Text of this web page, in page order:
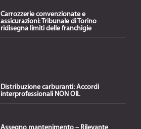
Carrozzerie convenzionate e
assicurazioni: Tribunale di Torino
ridisegna limiti delle franchigie
Distribuzione carburanti: Accordi
interprofessionali NON OIL